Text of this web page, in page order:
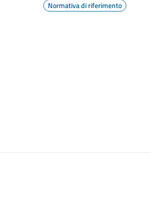
Normativa di riferimento